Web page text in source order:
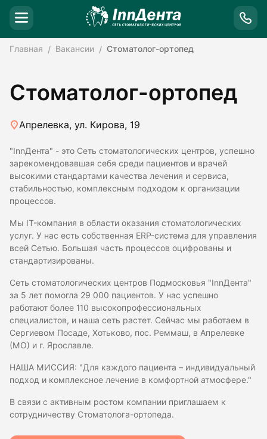
Главная Вакансии Стоматолог-ортопед
Стоматолог-ортопед
Апрелевка, ул. Кирова, 19
"InnДента" - это Сеть стоматологических центров, успешно
зарекомендовавшая себя среди пациентов и врачей
высокими стандартами качества лечения и сервиса,
стабильностью, комплексным подходом к организации
процессов.
Мы IT-компания в области оказания стоматологических
услуг. У нас есть собственная ERP-система для управления
всей Сетью. Большая часть процессов оцифрованы и
стандартизированы.
Сеть стоматологических центров Подмосковья "InnДента"
за 5 лет помогла 29 000 пациентов. У нас успешно
работают более 110 высокопрофессиональных
специалистов, и наша сеть растет. Сейчас мы работаем в
Сергиевом Посаде, Хотьково, пос. Реммаш, в Апрелевке
(МО) и г. Ярославле.
НАША МИССИЯ: "Для каждого пациента – индивидуальный
подход и комплексное лечение в комфортной атмосфере."
В связи с активным ростом компании приглашаем к
сотрудничеству Стоматолога-ортопеда.